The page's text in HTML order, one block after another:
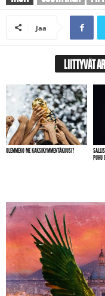
Jaa
LIITTYVÄT
OLEMMEKO ME KAKSIKYMMENTÄKUUSI?
PUHU